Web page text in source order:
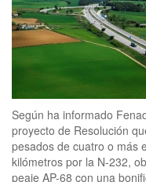
Según ha informado
proyecto de Resolución
pesados de cuatro o más
kilómetros por la N-232,
peaje AP-68 con una